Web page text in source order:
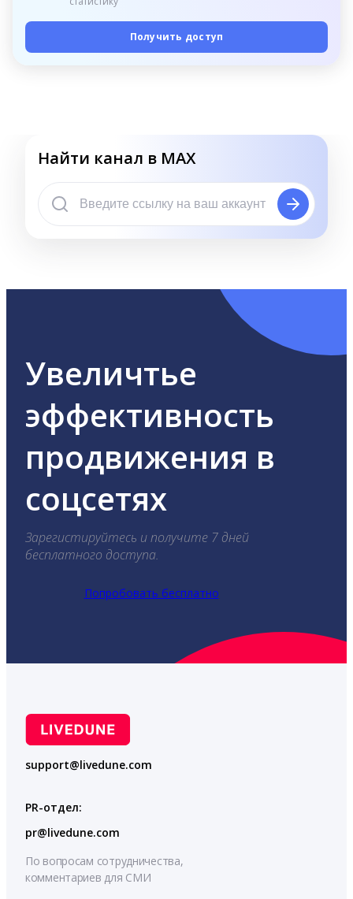
Получить доступ
Найти канал в MAX
Увеличтье
эффективность
продвижения в
соцсетях
Зарегистируйтесь и получите 7 дней
бесплатного доступа.
Попробовать бесплатно
support@livedune.com
PR-отдел:
pr@livedune.com
По вопросам сотрудничества,
комментариев для СМИ